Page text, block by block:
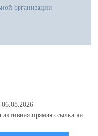
организации
06.08.2026
прямая ссылка на